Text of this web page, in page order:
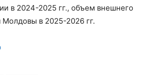
в 2024-2025 гг., объем внешнего
Молдовы в 2025-2026 гг.